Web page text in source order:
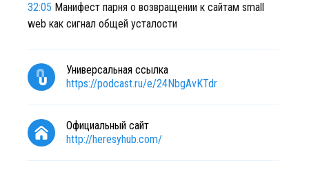
32:05 Манифест парня о возвращении к сайтам small
web как сигнал общей усталости
Универсальная ссылка
https://podcast.ru/e/24NbgAvKTdr
Официальный сайт
http://heresyhub.com/